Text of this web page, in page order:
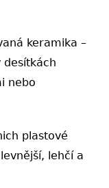
keramika –
desítkách
nebo
plastové
lehčí a